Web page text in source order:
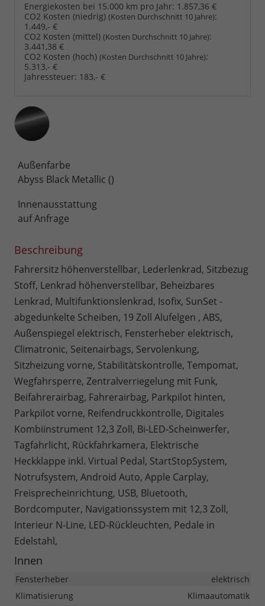
Energiekosten bei 15.000 km pro Jahr: 1.857,36 €
CO2 Kosten (niedrig) (Kosten Durchschnitt 10 Jahre):
1.449,- €
CO2 Kosten (mittel) (Kosten Durchschnitt 10 Jahre):
3.441,38 €
CO2 Kosten (hoch) (Kosten Durchschnitt 10 Jahre):
5.313,- €
Jahressteuer: 183,- €
Außenfarbe
Abyss Black Metallic ()
Innenausstattung
auf Anfrage
Beschreibung
Fahrersitz höhenverstellbar, Lederlenkrad, Sitzbezug
Stoff, Lenkrad höhenverstellbar, Beheizbares
Lenkrad, Multifunktionslenkrad, Isofix, SunSet -
abgedunkelte Scheiben, 19 Zoll Alufelgen , ABS,
Außenspiegel elektrisch, Fensterheber elektrisch,
Climatronic, Seitenairbags, Servolenkung,
Sitzheizung vorne, Stabilitätskontrolle, Tempomat,
Wegfahrsperre, Zentralverriegelung mit Funk,
Beifahrerairbag, Fahrerairbag, Parkpilot hinten,
Parkpilot vorne, Reifendruckkontrolle, Digitales
Kombiinstrument 12,3 Zoll, Bi-LED-Scheinwerfer,
Tagfahrlicht, Rückfahrkamera, Elektrische
Heckklappe inkl. Virtual Pedal, StartStopSystem,
Notrufsystem, Android Auto, Apple Carplay,
Freisprecheinrichtung, USB, Bluetooth,
Bordcomputer, Navigationssystem mit 12,3 Zoll,
Interieur N-Line, LED-Rückleuchten, Pedale in
Edelstahl,
Innen
Fensterheber
elektrisch
Klimatisierung
Klimaautomatik